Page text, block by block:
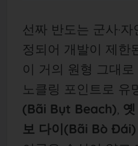
선짜 반도는 군사·
정되어 개발이 제한
이 거의 원형 그대
노클링 포인트로 유
(Bãi Bụt Beach),
보 다이(Bãi Bò Đái)